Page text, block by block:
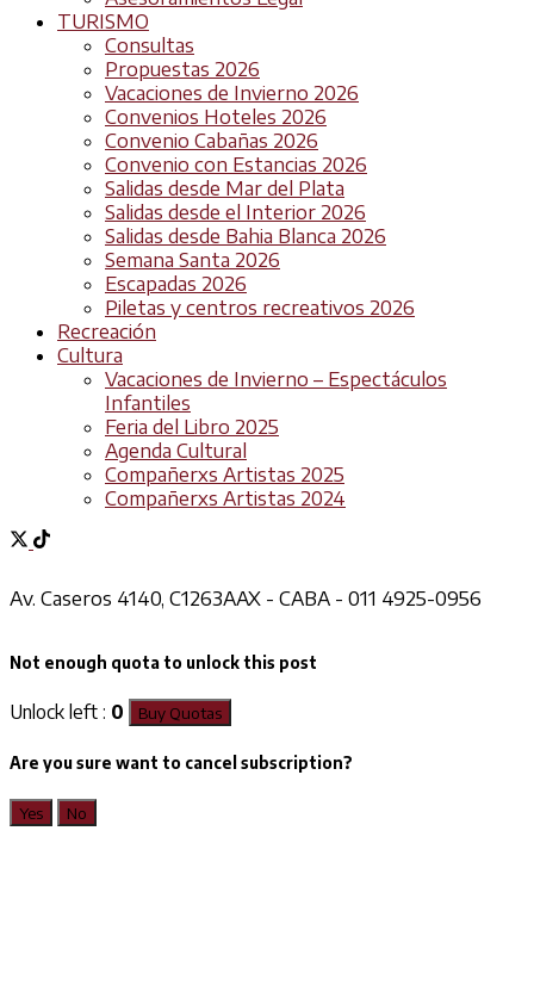
TURISMO
Consultas
Propuestas 2026
Vacaciones de Invierno 2026
Convenios Hoteles 2026
Convenio Cabañas 2026
Convenio con Estancias 2026
Salidas desde Mar del Plata
Salidas desde el Interior 2026
Salidas desde Bahia Blanca 2026
Semana Santa 2026
Escapadas 2026
Piletas y centros recreativos 2026
Recreación
Cultura
Vacaciones de Invierno – Espectáculos
Infantiles
Feria del Libro 2025
Agenda Cultural
Compañerxs Artistas 2025
Compañerxs Artistas 2024
Av. Caseros 4140, C1263AAX - CABA - 011 4925-0956
Not enough quota to unlock this post
Unlock left : 0 Buy Quotas
Are you sure want to cancel subscription?
Yes No